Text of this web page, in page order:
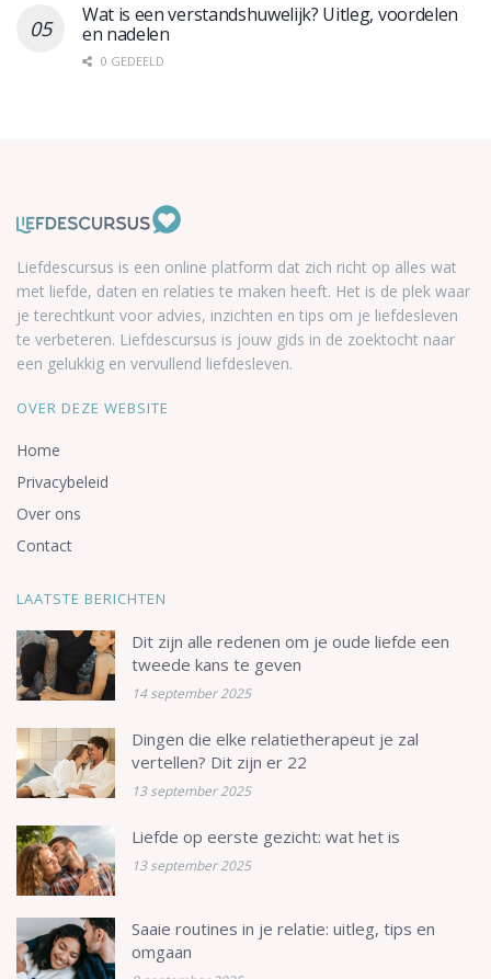
Wat is een verstandshuwelijk? Uitleg, voordelen
en nadelen
0 GEDEELD
Liefdescursus is een online platform dat zich richt op alles wat
met liefde, daten en relaties te maken heeft. Het is de plek waar
je terechtkunt voor advies, inzichten en tips om je liefdesleven
te verbeteren. Liefdescursus is jouw gids in de zoektocht naar
een gelukkig en vervullend liefdesleven.
OVER DEZE WEBSITE
Home
Privacybeleid
Over ons
Contact
LAATSTE BERICHTEN
Dit zijn alle redenen om je oude liefde een
tweede kans te geven
14 september 2025
Dingen die elke relatietherapeut je zal
vertellen? Dit zijn er 22
13 september 2025
Liefde op eerste gezicht: wat het is
13 september 2025
Saaie routines in je relatie: uitleg, tips en
omgaan